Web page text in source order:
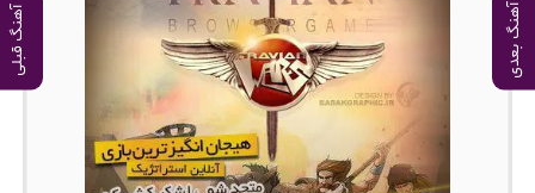
آهنگ بعدی آهنگ قبلی